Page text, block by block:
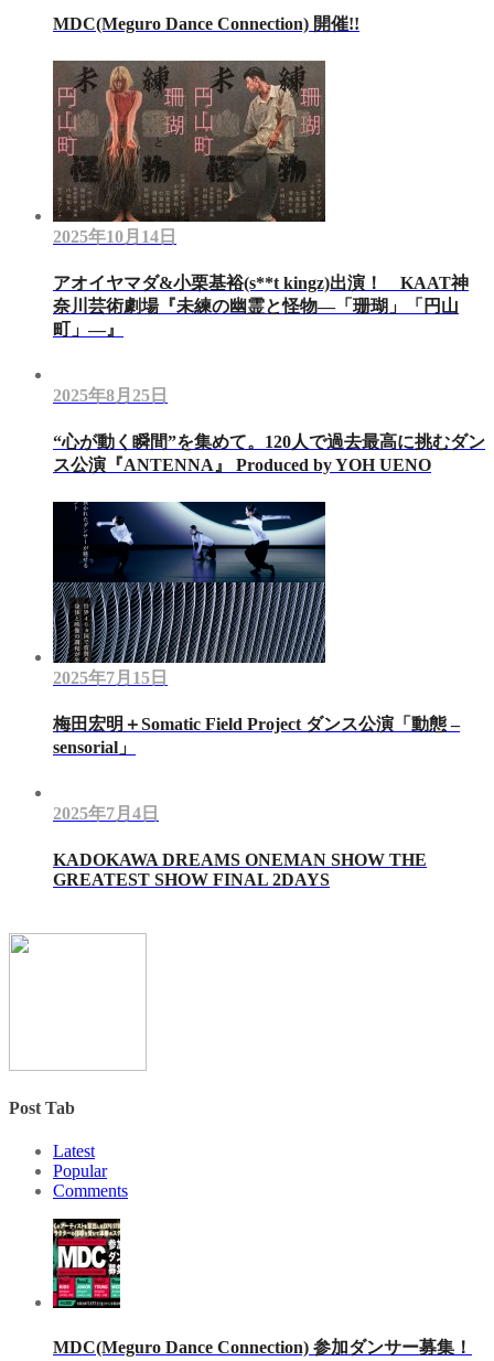
MDC(Meguro Dance Connection) 開催!!
2025年10月14日
アオイヤマダ&小栗基裕(s**t kingz)出演！ KAAT神
奈川芸術劇場『未練の幽霊と怪物―「珊瑚」「円山
町」―』
2025年8月25日
“心が動く瞬間”を集めて。120人で過去最高に挑むダン
ス公演『ANTENNA』 Produced by YOH UENO
2025年7月15日
梅田宏明＋Somatic Field Project ダンス公演「動態 ‒
sensorial」
2025年7月4日
KADOKAWA DREAMS ONEMAN SHOW THE
GREATEST SHOW FINAL 2DAYS
Post Tab
Latest
Popular
Comments
MDC(Meguro Dance Connection) 参加ダンサー募集！